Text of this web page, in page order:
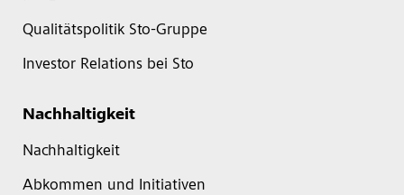
Qualitätspolitik Sto-Gruppe
Investor Relations bei Sto
Nachhaltigkeit
Nachhaltigkeit
Abkommen und Initiativen